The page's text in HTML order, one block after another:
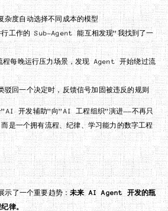
杂度自动选择不同成本的模型
行工作的 Sub-Agent 能互相发现”我找到了一
程每晚运行压力场景，发现 Agent 开始绕过流
驳回一个决定时，反馈信号加固被违反的规则
”AI 开发辅助”向”AI 工程组织”演进——不再只
是一个拥有流程、纪律、学习能力的数字工程
示了一个重要趋势：未来 AI Agent 开发的瓶
律。